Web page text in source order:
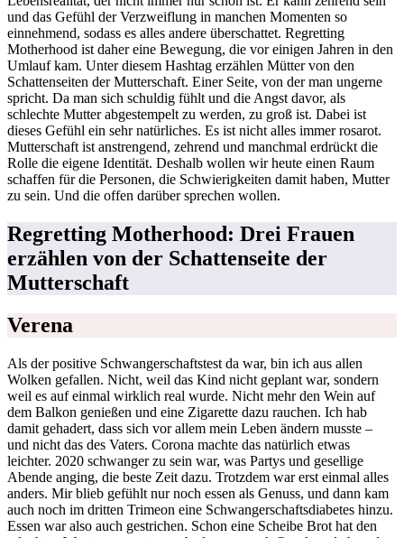
und das Gefühl der Verzweiflung in manchen Momenten so
einnehmend, sodass es alles andere überschattet. Regretting
Motherhood ist daher eine Bewegung, die vor einigen Jahren in den
Umlauf kam. Unter diesem Hashtag erzählen Mütter von den
Schattenseiten der Mutterschaft. Einer Seite, von der man ungerne
spricht. Da man sich schuldig fühlt und die Angst davor, als
schlechte Mutter abgestempelt zu werden, zu groß ist. Dabei ist
dieses Gefühl ein sehr natürliches. Es ist nicht alles immer rosarot.
Mutterschaft ist anstrengend, zehrend und manchmal erdrückt die
Rolle die eigene Identität. Deshalb wollen wir heute einen Raum
schaffen für die Personen, die Schwierigkeiten damit haben, Mutter
zu sein. Und die offen darüber sprechen wollen.
Regretting Motherhood: Drei Frauen
erzählen von der Schattenseite der
Mutterschaft
Verena
Als der positive Schwangerschaftstest da war, bin ich aus allen
Wolken gefallen. Nicht, weil das Kind nicht geplant war, sondern
weil es auf einmal wirklich real wurde. Nicht mehr den Wein auf
dem Balkon genießen und eine Zigarette dazu rauchen. Ich hab
damit gehadert, dass sich vor allem mein Leben ändern musste –
und nicht das des Vaters. Corona machte das natürlich etwas
leichter. 2020 schwanger zu sein war, was Partys und gesellige
Abende anging, die beste Zeit dazu. Trotzdem war erst einmal alles
anders. Mir blieb gefühlt nur noch essen als Genuss, und dann kam
auch noch im dritten Trimeon eine Schwangerschaftsdiabetes hinzu.
Essen war also auch gestrichen. Schon eine Scheibe Brot hat den